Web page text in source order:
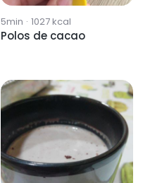
5min · 1027kcal
Polos de cacao